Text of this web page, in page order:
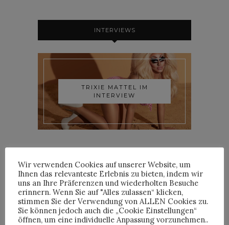
INTERVIEWS
TRIXIE MATTEL IM
INTERVIEW
YOANN LEMOINE AKA
WOODKID IM INTERVIEW
Wir verwenden Cookies auf unserer Website, um
Ihnen das relevanteste Erlebnis zu bieten, indem wir
uns an Ihre Präferenzen und wiederholten Besuche
erinnern. Wenn Sie auf "Alles zulassen“ klicken,
stimmen Sie der Verwendung von ALLEN Cookies zu.
Sie können jedoch auch die „Cookie Einstellungen“
öffnen, um eine individuelle Anpassung vorzunehmen..